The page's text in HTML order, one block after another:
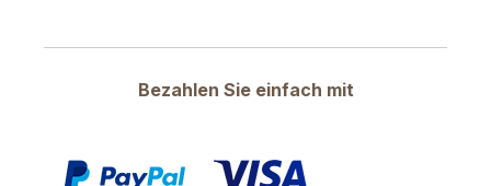
Bezahlen Sie einfach mit